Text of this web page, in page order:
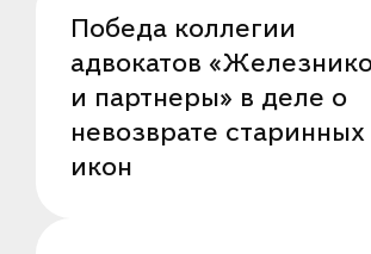
Победа коллегии
адвокатов
и партнеры» в деле о
невозврате старинных
икон